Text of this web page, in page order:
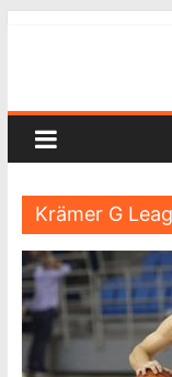
Krämer G